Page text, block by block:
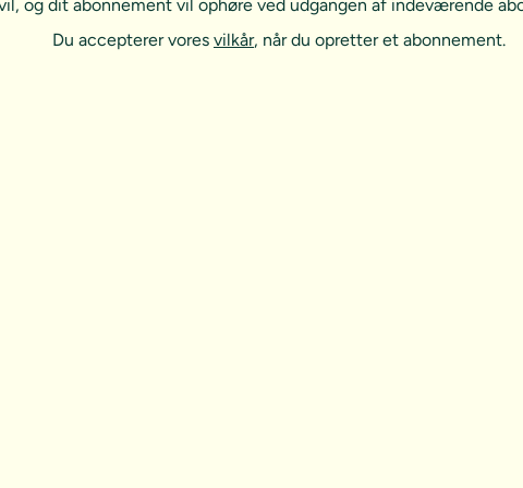
og dit abonnement vil ophøre ved udgangen af indeværende
Du accepterer vores vilkår, når du opretter et abonnement.